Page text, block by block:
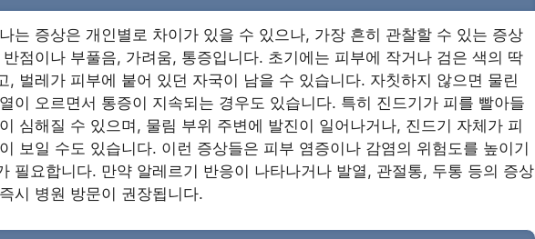
는 증상은 개인별로 차이가 있을 수 있으나, 가장 흔히 관찰할 수 있는 증상
점이나 부풀음, 가려움, 통증입니다. 초기에는 피부에 작거나 검은 색의 딱
, 벌레가 피부에 붙어 있던 자국이 남을 수 있습니다. 자칫하지 않으면 물린
이 오르면서 통증이 지속되는 경우도 있습니다. 특히 진드기가 피를 빨아들
심해질 수 있으며, 물림 부위 주변에 발진이 일어나거나, 진드기 자체가 피
보일 수도 있습니다. 이런 증상들은 피부 염증이나 감염의 위험도를 높이기
필요합니다. 만약 알레르기 반응이 나타나거나 발열, 관절통, 두통 등의 증상
시 병원 방문이 권장됩니다.